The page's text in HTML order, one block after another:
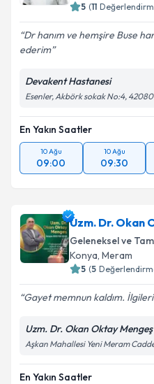
5 (11
Dr hanım ve hemşire Buse
ederim
Devakent Hastanesi
Esenler, Akbörk sokak No:4, 42080
En Yakın Saatler
10 Ağu
09:00
10 Ağu
09:30
Uzm. Dr. Okan
Geleneksel ve
Konya, Meram
5 (5
Gayet memnun kaldım.
Uzm. Dr. Okan Oktay Mengeş
Aşkan Mahallesi Yeni Meram
En Yakın Saatler